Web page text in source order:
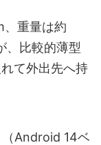
重量は約
、比較的薄型
て外出先へ持
（Android 14ベ